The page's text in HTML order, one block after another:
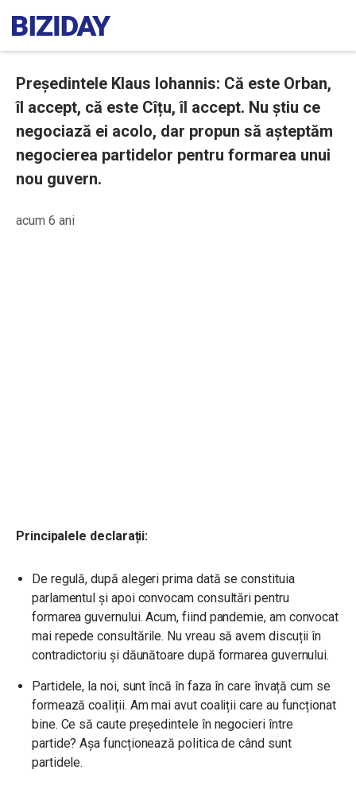
Președintele Klaus Iohannis: Că este Orban,
îl accept, că este Cîțu, îl accept. Nu știu ce
negociază ei acolo, dar propun să așteptăm
negocierea partidelor pentru formarea unui
nou guvern.
acum 6 ani
Principalele declarații:
De regulă, după alegeri prima dată se constituia
parlamentul și apoi convocam consultări pentru
formarea guvernului. Acum, fiind pandemie, am convocat
mai repede consultările. Nu vreau să avem discuții în
contradictoriu și dăunătoare după formarea guvernului.
Partidele, la noi, sunt încă în faza în care învață cum se
formează coaliții. Am mai avut coaliții care au funcționat
bine. Ce să caute președintele în negocieri între
partide? Așa funcționează politica de când sunt
partidele.